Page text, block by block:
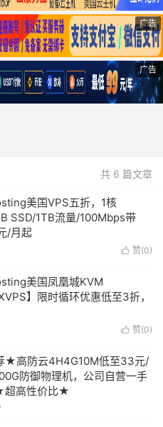
广告
广告
共 6 篇文章
美国VPS五折，1核
SSD/1TB流量/100Mbps带
/月起
 赞(0)
美国凤凰城KVM
】限时循环优惠低至3折，
 赞(0)
★高防云4H4G10M低至33元/
防御物理机，公司自营一手
超高性价比★